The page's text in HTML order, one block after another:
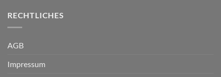
RECHTLICHES
AGB
Impressum